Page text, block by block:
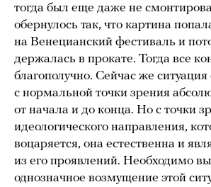
тогда был еще даже не
обернулось так, что картина
на Венецианский фестиваль и
держалась в прокате. Тогда все
благополучно. Сейчас же
с нормальной точки зрения
от начала и до конца. Но с точки
идеологического направления,
воцаряется, она естественна и
из его проявлений. Необходимо
однозначное возмущение этой